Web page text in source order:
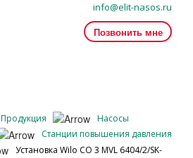
info@elit-nasos.ru
Позвонить мне
Продукция
Насосы
Станции повышения давления
Установка Wilo CO 3 MVL 6404/2/SK-